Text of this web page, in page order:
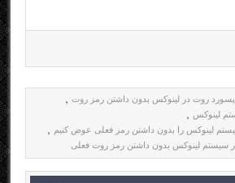
پسورد روت در لینوکس بدون داشتن رمز روت ,
لینوکس ,
لینوکس را بدون داشتن رمز فعلی عوض کنیم ,
سیستم لینوکس بدون داشتن رمز روت فعلی